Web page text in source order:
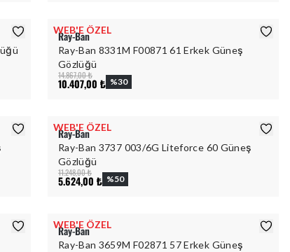
WEB'E ÖZEL
Ray-Ban
Ray-Ban 8331M F00871 61 Erkek Güneş
Gözlüğü
14.867,00 ₺
10.407,00 ₺ %30
WEB'E ÖZEL
Ray-Ban
Ray-Ban 3737 003/6G Liteforce 60 Güneş
Gözlüğü
11.248,00 ₺
5.624,00 ₺ %50
WEB'E ÖZEL
Ray-Ban
Ray-Ban 3659M F02871 57 Erkek Güneş